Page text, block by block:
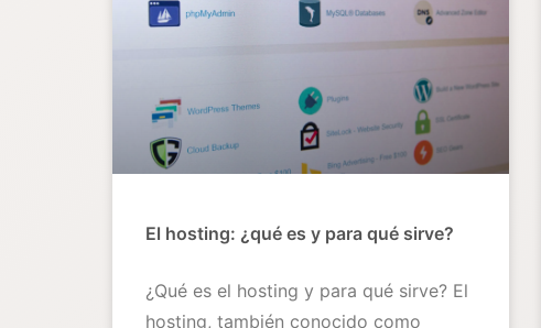
El hosting: ¿qué es y para qué sirve?
¿Qué es el hosting y para qué sirve? El
hosting, también conocido como